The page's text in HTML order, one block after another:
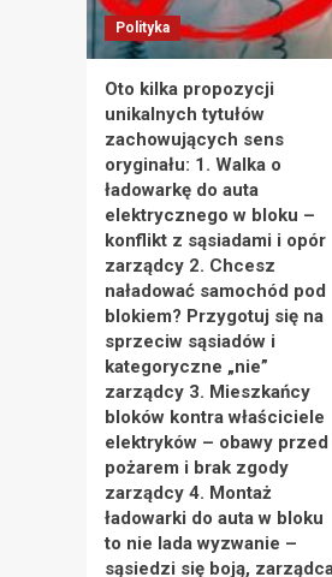
Polityka
Oto kilka propozycji
unikalnych tytułów
zachowujących sens
oryginału: 1. Walka o
ładowarkę do auta
elektrycznego w bloku –
konflikt z sąsiadami i opór
zarządcy 2. Chcesz
naładować samochód pod
blokiem? Przygotuj się na
sprzeciw sąsiadów i
kategoryczne „nie”
zarządcy 3. Mieszkańcy
bloków kontra właściciele
elektryków – obawy przed
pożarem i brak zgody
zarządcy 4. Montaż
ładowarki do auta w bloku
to nie lada wyzwanie –
sąsiedzi się boją,